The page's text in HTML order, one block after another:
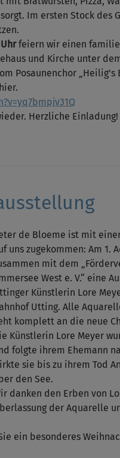
Im ersten Stock des
feiern wir einen
und Kirche unter
Posaunenchor
Herzliche Einladung!
de Bloeme ist mit
uns zugekommen: Am 1.
mit dem
West e. V.“ eine
Künstlerin Lore
Utting. Alle
komplett an die neue
Künstlerin Lore Meyer
folgte ihrem Ehemann
sie bis zu ihrem Tod
den See.
danken den Erben von
der Aquarelle
ein besonderes